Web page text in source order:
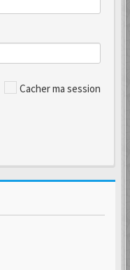
Cacher ma session